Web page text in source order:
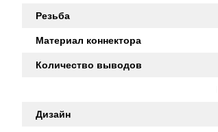
Резьба
Материал коннектора
Количество выводов
Дизайн